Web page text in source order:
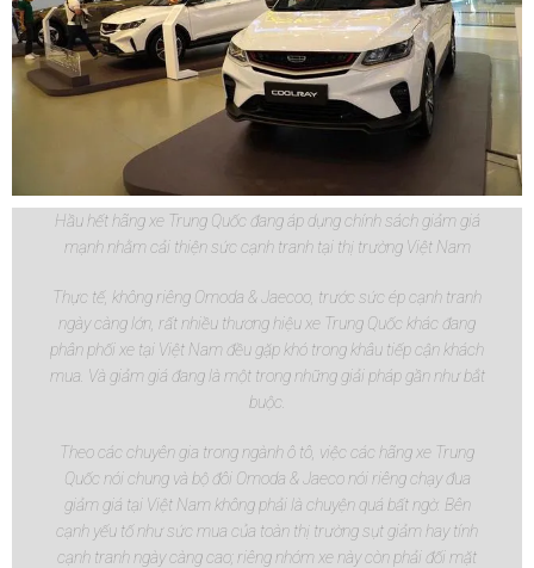
Hầu hết hãng xe Trung Quốc đang áp dụng chính sách giảm giá
mạnh nhằm cải thiện sức cạnh tranh tại thị trường Việt Nam
Thực tế, không riêng Omoda & Jaecoo, trước sức ép cạnh tranh
ngày càng lớn, rất nhiều thương hiệu xe Trung Quốc khác đang
phân phối xe tại Việt Nam đều gặp khó trong khâu tiếp cận khách
mua. Và giảm giá đang là một trong những giải pháp gần như bắt
buộc.
Theo các chuyên gia trong ngành ô tô, việc các hãng xe Trung
Quốc nói chung và bộ đôi Omoda & Jaeco nói riêng chạy đua
giảm giá tại Việt Nam không phải là chuyện quá bất ngờ. Bên
cạnh yếu tố như sức mua của toàn thị trường sụt giảm hay tính
cạnh tranh ngày càng cao; riêng nhóm xe này còn phải đối mặt